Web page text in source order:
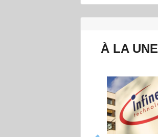
À LA UNE